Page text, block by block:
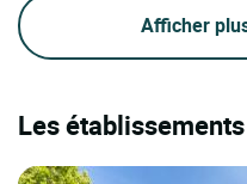
Afficher
Les